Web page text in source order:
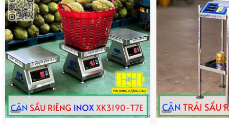
Cân Điện Tử Gia Phát miễn phí giao cân heo tận
trợ kỹ thuật trọn đời cân.